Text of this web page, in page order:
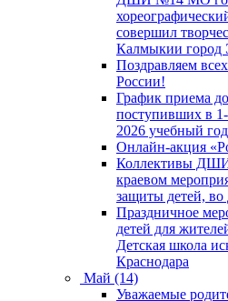
совершил
Калмыкии город
Поздравляем
России!
График приема
поступивших в
2026 учебный год
Онлайн-акция
Коллективы
краевом
защиты детей,
Праздничное
детей для
Детская школа
Краснодара
Май (14)
Уважаемые